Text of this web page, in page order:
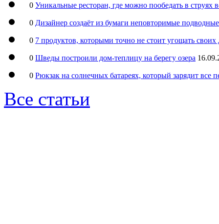
0 Уникальные ресторан, где можно пообедать в струях
0 Дизайнер создаёт из бумаги неповторимые
0 7 продуктов, которыми точно не стоит угощать
0 Шведы построили дом-теплицу на берегу озера
0 Рюкзак на солнечных батареях, который зарядит все
Все статьи